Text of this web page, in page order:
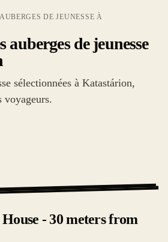
DE JEUNESSE À
auberges de jeunesse
sélectionnées à Katastárion,
voyageurs.
- 30 meters from